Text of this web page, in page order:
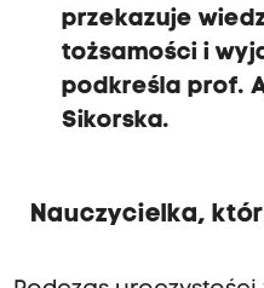
przekazuje
tożsamości i
podkreśla prof.
Sikorska.
Nauczycielka,